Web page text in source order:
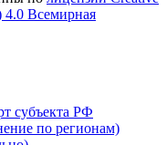
4.0 Всемирная
субъекта РФ
по регионам)